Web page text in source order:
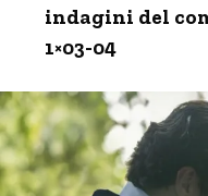
indagini del
1×03-04